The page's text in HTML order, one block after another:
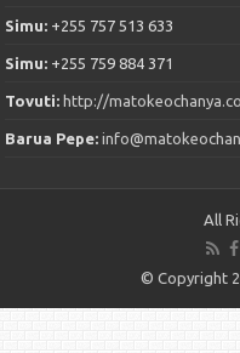
Simu: +255 757 513 633
Simu: +255 759 884 371
Tovuti: http://
Barua Pepe:
All
© Copyright